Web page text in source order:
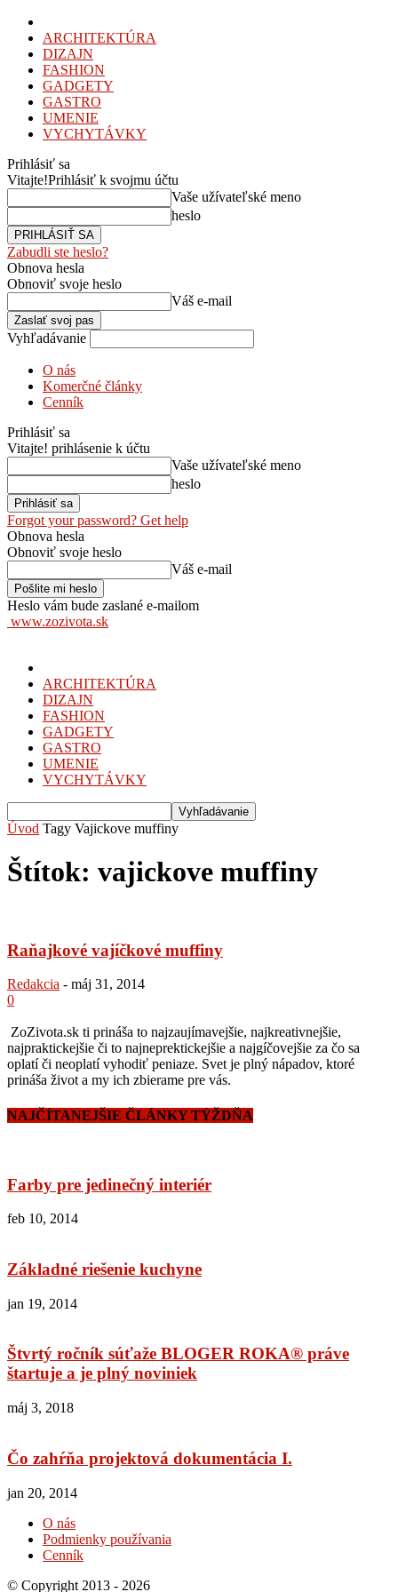
ARCHITEKTÚRA
DIZAJN
FASHION
GADGETY
GASTRO
UMENIE
VYCHYTÁVKY
Prihlásiť sa
Vitajte!Prihlásiť k svojmu účtu
Vaše užívateľské meno
heslo
Zabudli ste heslo?
Obnova hesla
Obnoviť svoje heslo
Váš e-mail
Vyhľadávanie
O nás
Komerčné články
Cenník
Prihlásiť sa
Vitajte! prihlásenie k účtu
Vaše užívateľské meno
heslo
Forgot your password? Get help
Obnova hesla
Obnoviť svoje heslo
Váš e-mail
Heslo vám bude zaslané e-mailom
www.zozivota.sk
ARCHITEKTÚRA
DIZAJN
FASHION
GADGETY
GASTRO
UMENIE
VYCHYTÁVKY
Úvod Tagy Vajickove muffiny
Štítok: vajickove muffiny
Raňajkové vajíčkové muffiny
Redakcia - máj 31, 2014
0
ZoZivota.sk ti prináša to najzaujímavejšie, najkreativnejšie,
najpraktickejšie či to najneprektickejšie a najgíčovejšie za čo sa
oplatí či neoplatí vyhodiť peniaze. Svet je plný nápadov, ktoré
prináša život a my ich zbierame pre vás.
NAJČÍTANEJŠIE ČLÁNKY TÝŽDŇA
Farby pre jedinečný interiér
feb 10, 2014
Základné riešenie kuchyne
jan 19, 2014
Štvrtý ročník súťaže BLOGER ROKA® práve
štartuje a je plný noviniek
máj 3, 2018
Čo zahŕňa projektová dokumentácia I.
jan 20, 2014
O nás
Podmienky používania
Cenník
© Copyright 2013 - 2026